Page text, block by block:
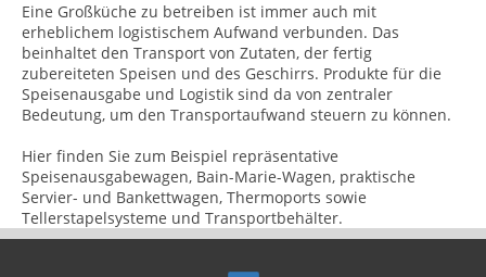
Eine Großküche zu betreiben ist immer auch mit
erheblichem logistischem Aufwand verbunden. Das
beinhaltet den Transport von Zutaten, der fertig
zubereiteten Speisen und des Geschirrs. Produkte für die
Speisenausgabe und Logistik sind da von zentraler
Bedeutung, um den Transportaufwand steuern zu können.
Hier finden Sie zum Beispiel repräsentative
Speisenausgabewagen, Bain-Marie-Wagen, praktische
Servier- und Bankettwagen, Thermoports sowie
Tellerstapelsysteme und Transportbehälter.